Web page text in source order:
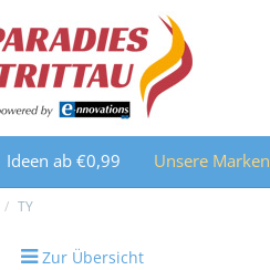
Ideen ab €0,99 Unsere Marken
TY
Zur Übersicht